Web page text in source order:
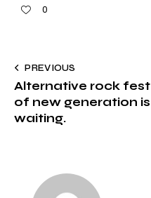
0
PREVIOUS
Alternative rock fest
of new generation is
waiting.